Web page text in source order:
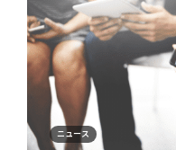
ニュース